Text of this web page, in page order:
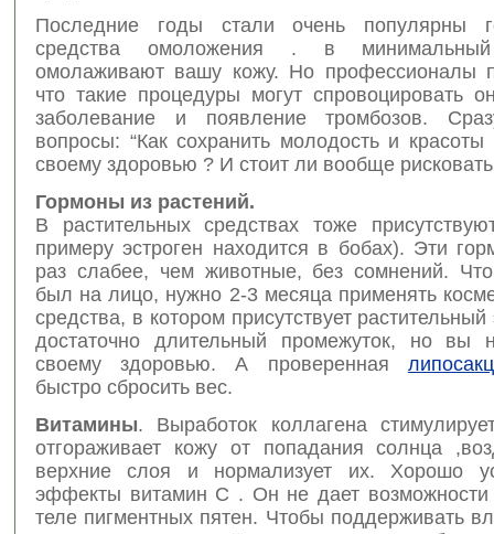
Последние годы стали очень популярны
средства омоложения . в
омолаживают вашу кожу. Но профессионалы
что такие процедуры могут спровоцировать
заболевание и появление тромбозов.
вопросы: “Как сохранить молодость и
своему здоровью ? И стоит ли вообще рисковать
Гормоны из растений.
В растительных средствах тоже
примеру эстроген находится в бобах). Эти
раз слабее, чем животные, без сомнений.
был на лицо, нужно 2-3 месяца применять
средства, в котором присутствует растительный
достаточно длительный промежуток, но вы
своему здоровью. А проверенная
быстро сбросить вес.
Витамины. Выработок коллагена
отгораживает кожу от попадания солнца
верхние слоя и нормализует их. Хорошо
эффекты витамин С . Он не дает возможности
теле пигментных пятен. Чтобы поддерживать